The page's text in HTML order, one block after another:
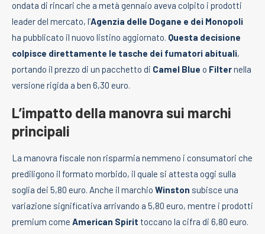
ondata di rincari che a metà gennaio aveva colpito i prodotti
leader del mercato, l’Agenzia delle Dogane e dei Monopoli
ha pubblicato il nuovo listino aggiornato. Questa decisione
colpisce direttamente le tasche dei fumatori abituali,
portando il prezzo di un pacchetto di Camel Blue o Filternella
versione rigida a ben 6,30 euro.
L’impatto della manovra sui marchi
principali
La manovra fiscale non risparmia nemmeno i consumatori che
prediligono il formato morbido, il quale si attesta oggi sulla
soglia dei 5,80 euro. Anche il marchio Winston subisce una
variazione significativa arrivando a 5,80 euro, mentre i prodotti
premium come American Spirit toccano la cifra di 6,80 euro.